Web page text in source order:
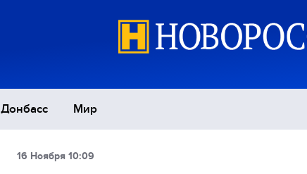
Донбасс Мир
16 Ноября 10:09